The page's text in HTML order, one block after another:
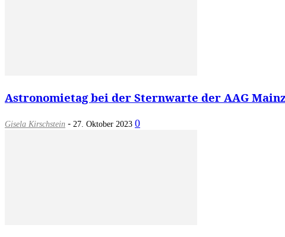
Astronomietag bei der Sternwarte der AAG
Gisela Kirschstein - 27. Oktober 2023 0